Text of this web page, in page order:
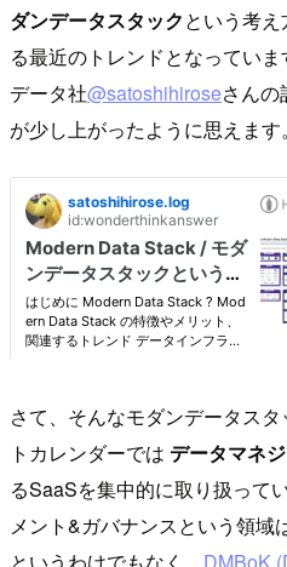
ダンデータスタックという考
る最近のトレンドとなってい
データ社@satoshihiroseさん
が少し上がったように思えます。
さて、そんなモダンデータス
トカレンダーでは データマネ
るSaaSを集中的に取り扱って
メント&ガバナンスという領域